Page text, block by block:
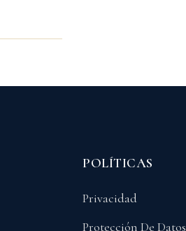
POLÍTICAS
Privacidad
Protección De Datos